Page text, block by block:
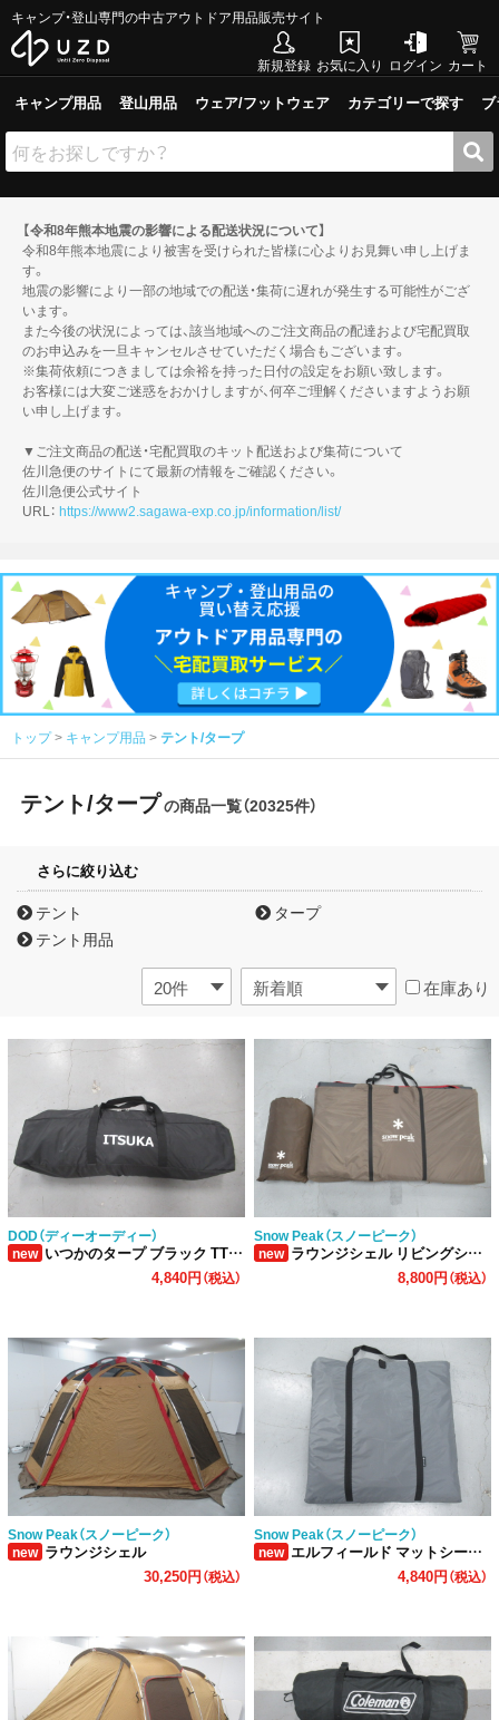
キャンプ・登山専門の中古アウトドア用品販売サイト
新規登録 お気に入り ログイン カート
キャンプ用品 登山用品 ウェア/フットウェア カテゴリーで探す
【令和8年熊本地震の影響による配送状況について】
令和8年熊本地震により被害を受けられた皆様に心よりお見舞い申し上げま
す。
地震の影響により一部の地域での配送・集荷に遅れが発生する可能性がござ
います。
また今後の状況によっては、該当地域へのご注文商品の配達および宅配買取
のお申込みを一旦キャンセルさせていただく場合もございます。
※集荷依頼につきましては余裕を持った日付の設定をお願い致します。
お客様には大変ご迷惑をおかけしますが、何卒ご理解くださいますようお願
い申し上げます。
▼ご注文商品の配送・宅配買取のキット配送および集荷について
佐川急便のサイトにて最新の情報をご確認ください。
佐川急便公式サイト
URL： https://www2.sagawa-exp.co.jp/information/list/
トップ キャンプ用品 テント/タープ
テント/タープの商品一覧（20325件）
さらに絞り込む
テント
タープ
テント用品
在庫あり
DOD（ディーオーディー）
new いつかのタープ ブラック TT5-631-BK
4,840円（税込）
Snow Peak（スノーピーク）
new ラウンジシェル リビングシート・フロアマットセット
8,800円（税込）
Snow Peak（スノーピーク）
new ラウンジシェル
30,250円（税込）
Snow Peak（スノーピーク）
new エルフィールド マットシートセット
4,840円（税込）